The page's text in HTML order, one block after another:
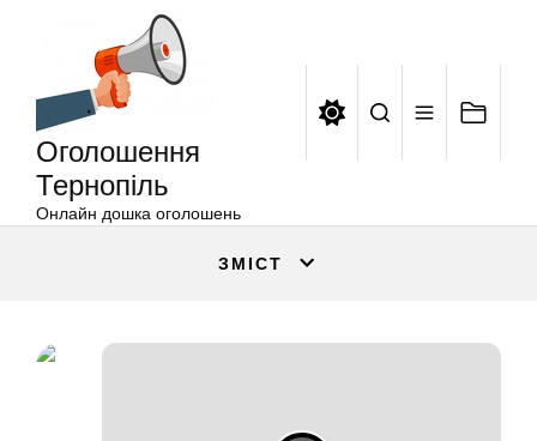
Оголошення
Тернопіль
Онлайн дошка оголошень
ЗМІСТ